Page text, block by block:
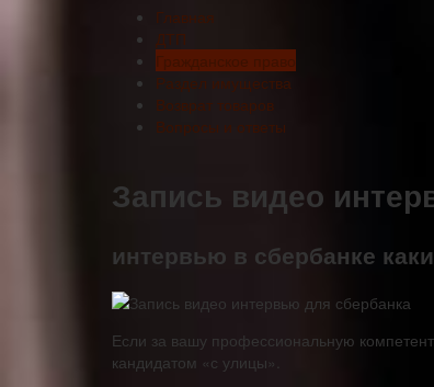
Главная
ДТП
Гражданское право
Раздел имущества
Возврат товаров
Вопросы и ответы
Запись видео
интервью в сбербанке
Если за вашу профессиональную
кандидатом «с улицы».